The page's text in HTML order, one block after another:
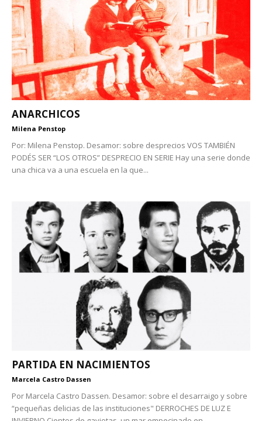
ANARCHICOS
Milena Penstop
Por: Milena Penstop. Desamor: sobre desprecios VOS TAMBIÉN
PODÉS SER “LOS OTROS” DESPRECIO EN SERIE Hay una serie donde
una chica va a una escuela en la que...
PARTIDA EN NACIMIENTOS
Marcela Castro Dassen
Por Marcela Castro Dassen. Desamor: sobre el desarraigo y sobre
“pequeñas delicias de las instituciones" DERROCHES DE LUZ E